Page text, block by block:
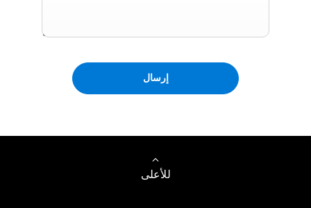
إرسال
للأعلى